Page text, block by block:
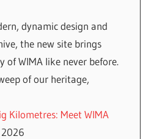
dynamic design and
the new site brings
of WIMA like never before.
of our heritage,
Kilometres: Meet WIMA
2026